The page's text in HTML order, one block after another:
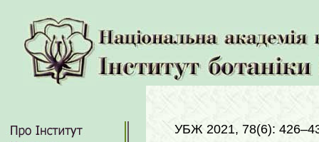
УБЖ 2021, 78(6):